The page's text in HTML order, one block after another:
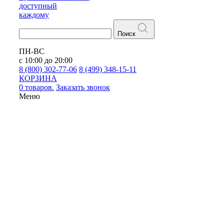
доступный
каждому
Поиск
ПН-ВС
с 10:00 до 20:00
8 (800) 302-77-06 8 (499) 348-15-11
КОРЗИНА
0 товаров. Заказать звонок
Меню